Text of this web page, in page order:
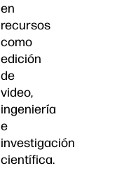
en
recursos
como
edición
de
video,
ingeniería
e
investigación
científica.